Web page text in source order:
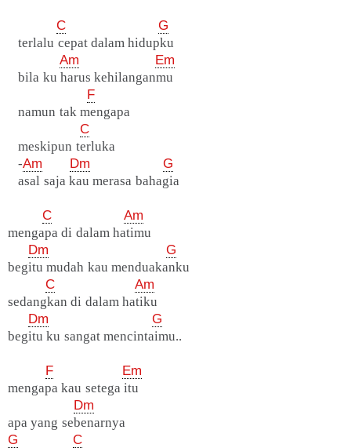
C
G
terlalu cepat dalam hidupku
Am
Em
bila ku harus kehilanganmu
F
namun tak mengapa
C
meskipun terluka
-Am Dm
G
asal saja kau merasa bahagia
C
Am
mengapa di dalam hatimu
Dm
G
begitu mudah kau menduakanku
C
Am
sedangkan di dalam hatiku
Dm
G
begitu ku sangat mencintaimu..
F
Em
mengapa kau setega itu
Dm
apa yang sebenarnya
G
C